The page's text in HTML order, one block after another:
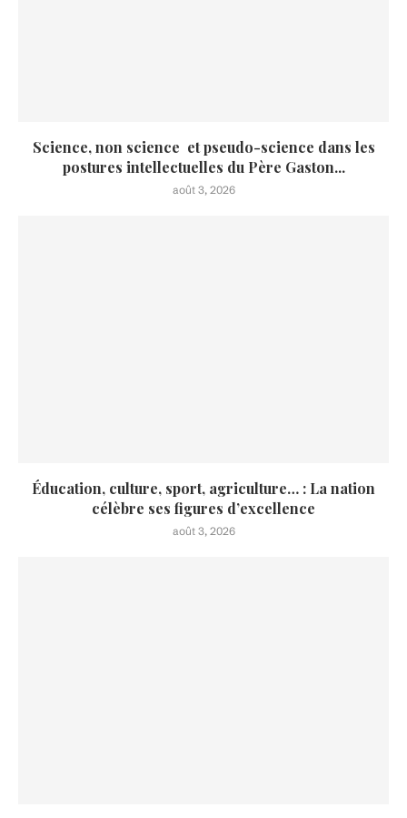
Science, non science et pseudo-science dans les
postures intellectuelles du Père Gaston...
août 3, 2026
Éducation, culture, sport, agriculture… : La nation
célèbre ses figures d’excellence
août 3, 2026